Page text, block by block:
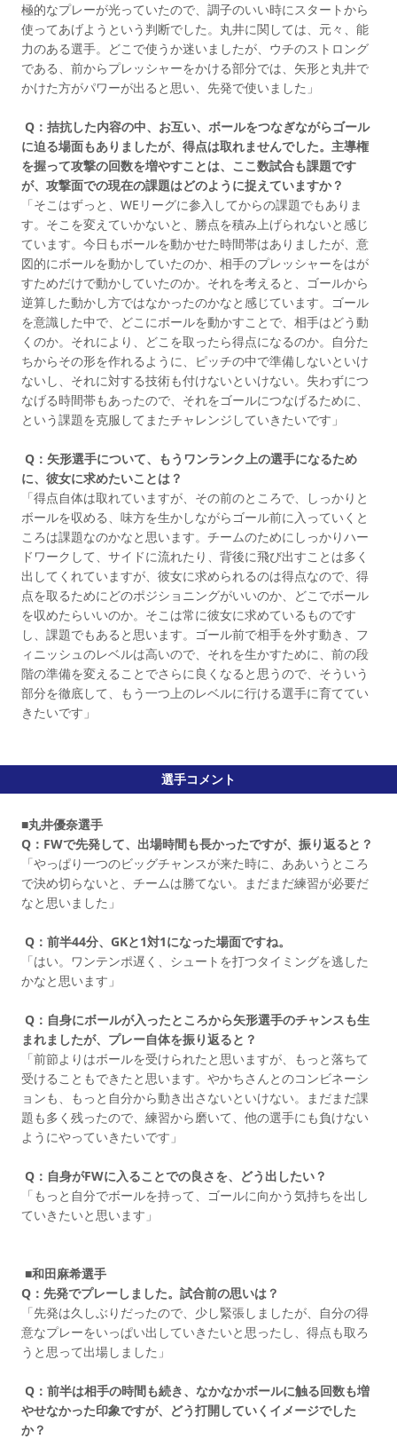
極的なプレーが光っていたので、調子のいい時にスタートから
使ってあげようという判断でした。丸井に関しては、元々、能
力のある選手。どこで使うか迷いましたが、ウチのストロング
である、前からプレッシャーをかける部分では、矢形と丸井で
かけた方がパワーが出ると思い、先発で使いました」
Q：拮抗した内容の中、お互い、ボールをつなぎながらゴール
に迫る場面もありましたが、得点は取れませんでした。主導権
を握って攻撃の回数を増やすことは、ここ数試合も課題です
が、攻撃面での現在の課題はどのように捉えていますか？
「そこはずっと、WEリーグに参入してからの課題でもありま
す。そこを変えていかないと、勝点を積み上げられないと感じ
ています。今日もボールを動かせた時間帯はありましたが、意
図的にボールを動かしていたのか、相手のプレッシャーをはが
すためだけで動かしていたのか。それを考えると、ゴールから
逆算した動かし方ではなかったのかなと感じています。ゴール
を意識した中で、どこにボールを動かすことで、相手はどう動
くのか。それにより、どこを取ったら得点になるのか。自分た
ちからその形を作れるように、ピッチの中で準備しないといけ
ないし、それに対する技術も付けないといけない。失わずにつ
なげる時間帯もあったので、それをゴールにつなげるために、
という課題を克服してまたチャレンジしていきたいです」
Q：矢形選手について、もうワンランク上の選手になるため
に、彼女に求めたいことは？
「得点自体は取れていますが、その前のところで、しっかりと
ボールを収める、味方を生かしながらゴール前に入っていくと
ころは課題なのかなと思います。チームのためにしっかりハー
ドワークして、サイドに流れたり、背後に飛び出すことは多く
出してくれていますが、彼女に求められるのは得点なので、得
点を取るためにどのポジショニングがいいのか、どこでボール
を収めたらいいのか。そこは常に彼女に求めているものです
し、課題でもあると思います。ゴール前で相手を外す動き、フ
ィニッシュのレベルは高いので、それを生かすために、前の段
階の準備を変えることでさらに良くなると思うので、そういう
部分を徹底して、もう一つ上のレベルに行ける選手に育ててい
きたいです」
選手コメント
■丸井優奈選手
Q：FWで先発して、出場時間も長かったですが、振り返ると？
「やっぱり一つのビッグチャンスが来た時に、ああいうところ
で決め切らないと、チームは勝てない。まだまだ練習が必要だ
なと思いました」
Q：前半44分、GKと1対1になった場面ですね。
「はい。ワンテンポ遅く、シュートを打つタイミングを逃した
かなと思います」
Q：自身にボールが入ったところから矢形選手のチャンスも生
まれましたが、プレー自体を振り返ると？
「前節よりはボールを受けられたと思いますが、もっと落ちて
受けることもできたと思います。やかちさんとのコンビネーシ
ョンも、もっと自分から動き出さないといけない。まだまだ課
題も多く残ったので、練習から磨いて、他の選手にも負けない
ようにやっていきたいです」
Q：自身がFWに入ることでの良さを、どう出したい？
「もっと自分でボールを持って、ゴールに向かう気持ちを出し
ていきたいと思います」
■和田麻希選手
Q：先発でプレーしました。試合前の思いは？
「先発は久しぶりだったので、少し緊張しましたが、自分の得
意なプレーをいっぱい出していきたいと思ったし、得点も取ろ
うと思って出場しました」
Q：前半は相手の時間も続き、なかなかボールに触る回数も増
やせなかった印象ですが、どう打開していくイメージでした
か？